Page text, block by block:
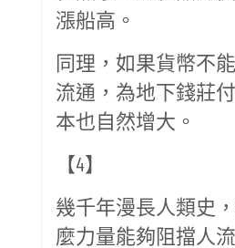
漲船高。
同理，如果貨幣不
流通，為地下錢莊
本也自然增大。
【4】
幾千年漫長人類史
麼力量能夠阻擋人